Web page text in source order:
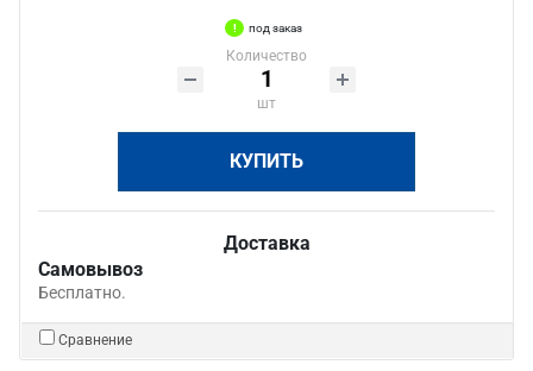
под заказ
Количество
шт
КУПИТЬ
Доставка
Самовывоз
Бесплатно.
Сравнение